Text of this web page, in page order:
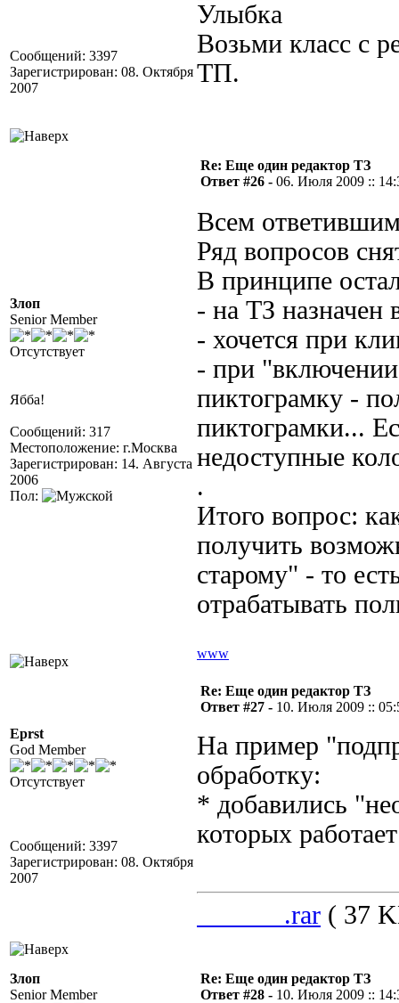
Сообщений: 3397
Зарегистрирован: 08. Октября
2007
Возьми класс с
ТП.
Злоп
Senior Member
Отсутствует
Ябба!
Сообщений: 317
Местоположение: г.Москва
Зарегистрирован: 14. Августа
2006
Пол:
Re: Еще один редактор ТЗ
Ответ #26 - 06. Июля 2009 ::
Всем
Ряд вопросов
В принципе
- на ТЗ назначен
- хочется при
- при
пиктограмку -
пиктограмки...
недоступные
.
Итого вопрос:
получить
старому" - то
отрабатывать
www
Eprst
God Member
Отсутствует
Сообщений: 3397
Зарегистрирован: 08. Октября
2007
Re: Еще один редактор ТЗ
Ответ #27 - 10. Июля 2009 ::
На пример
обработку:
* добавились
которых
______.rar ( 37
Злоп
Senior Member
Re: Еще один редактор ТЗ
Ответ #28 - 10. Июля 2009 ::